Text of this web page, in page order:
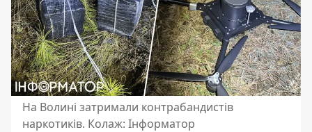
На Волині затримали контрабандистів
наркотиків. Колаж: Інформатор